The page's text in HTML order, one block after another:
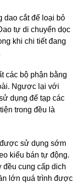
dao cắt để loại bỏ
tự di chuyển dọc
khi chi tiết đang
các bộ phận bằng
Ngược lại với
dụng để tạp các
trong đều là
sử dụng sớm
kiểu bán tự động.
đều cung cấp dich
lớn quá trình được